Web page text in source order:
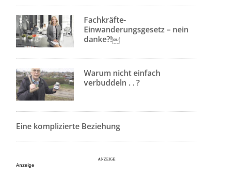
Fachkräfte-
Einwanderungsgesetz – nein
danke?!￼
Warum nicht einfach
verbuddeln . . ?
Eine komplizierte Beziehung
Anzeige